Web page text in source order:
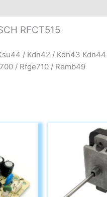
RFCT515
/ Kdn42 / Kdn43
/ Rfge710 / Remb49